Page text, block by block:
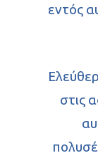
εντός
στις